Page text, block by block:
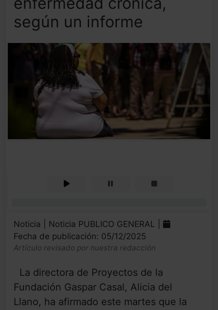
según un informe
Noticia | Noticia PUBLICO GENERAL |
Fecha de publicación: 05/12/2025
Artículo revisado por nuestra redacción
La directora de Proyectos de la
Fundación Gaspar Casal, Alicia del
Llano, ha afirmado este martes que la